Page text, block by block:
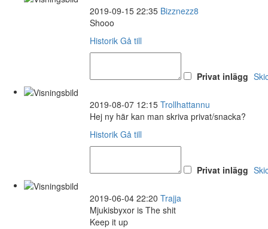
2019-09-15 22:35 Bizznezz8
Shooo
Historik Gå till
Privat inlägg
2019-08-07 12:15 Trollhattannu
Hej ny här kan man skriva privat/snacka?
Historik Gå till
Privat inlägg
2019-06-04 22:20 Trajja
Mjukisbyxor is The shit
Keep it up